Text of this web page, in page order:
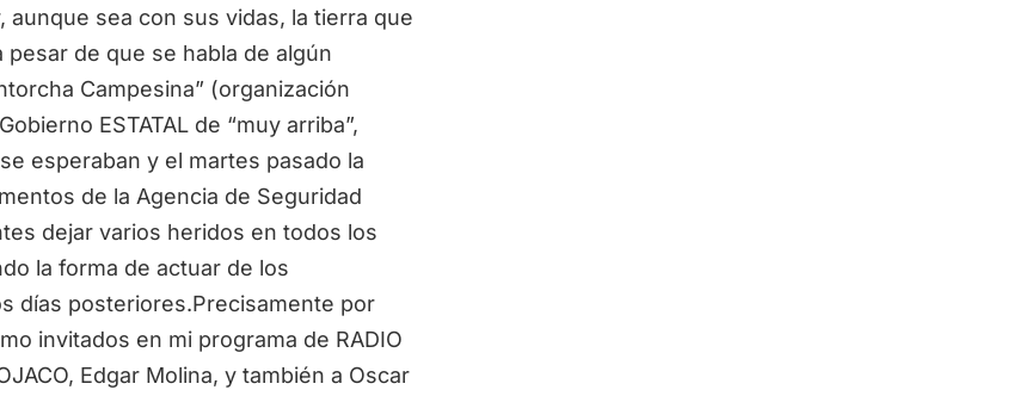
sea con sus vidas, la tierra que
de que se habla de algún
Campesina” (organización
ESTATAL de “muy arriba”,
esperaban y el martes pasado la
de la Agencia de Seguridad
dejar varios heridos en todos los
la forma de actuar de los
días posteriores.Precisamente por
invitados en mi programa de RADIO
Edgar Molina, y también a Oscar